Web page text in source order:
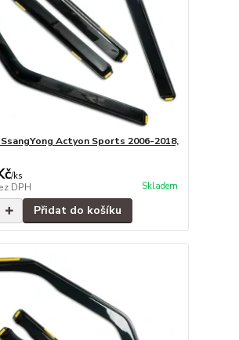
Actyon Sports 2006-2018,
/ks
DPH Skladem
Přidat do košíku